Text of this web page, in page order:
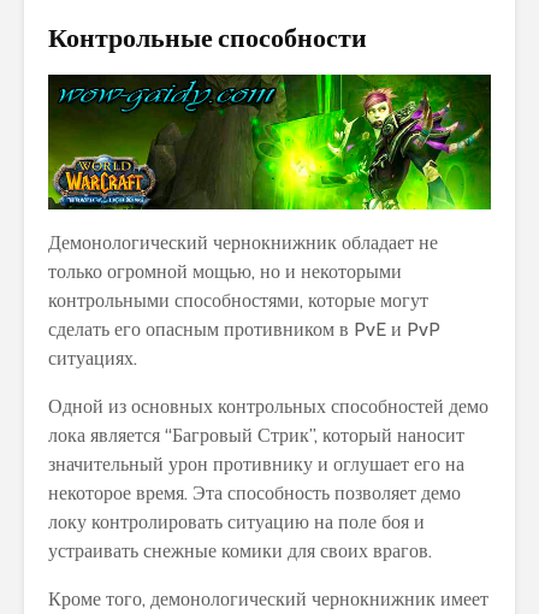
Контрольные способности
Демонологический чернокнижник обладает не
только огромной мощью, но и некоторыми
контрольными способностями, которые могут
сделать его опасным противником в PvE и PvP
ситуациях.
Одной из основных контрольных способностей демо
лока является “Багровый Стрик”, который наносит
значительный урон противнику и оглушает его на
некоторое время. Эта способность позволяет демо
локу контролировать ситуацию на поле боя и
устраивать снежные комики для своих врагов.
Кроме того, демонологический чернокнижник имеет